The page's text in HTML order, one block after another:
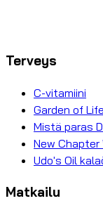
Terveys
C-vitamiini
Garden of
Mistä paras
New
Udo's Oil
Matkailu